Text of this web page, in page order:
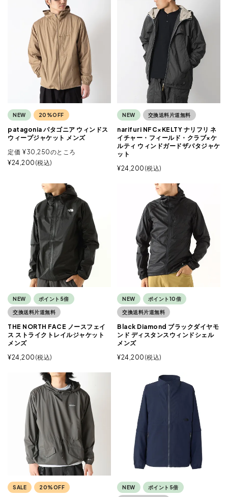
NEW 20%OFF
patagonia パタゴニア ウィンドス
ウィープジャケット メンズ
定価 ¥30,250のところ
¥24,200 税込
NEW 交換送料片道無料
narifuri NFC×KELTY ナリフリ ネ
イチャー・フィールド・クラブ×ケ
ルティ ウィンドガードザパタジャケ
ット
¥24,200 税込
NEW ポイント5倍
交換送料片道無料
THE NORTH FACE ノースフェイ
ス ストライクトレイルジャケット
メンズ
¥24,200 税込
NEW ポイント10倍
交換送料片道無料
Black Diamond ブラックダイヤモ
ンド ディスタンスウィンドシェル
メンズ
¥24,200 税込
SALE 20%OFF NEW ポイント5倍